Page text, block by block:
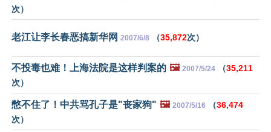
次）
老江让李长春恶搞新华网 2007/6/8 （35,872次）
不投毒也难！上海法院是这样判案的 🖼️ 2007/5/24 （35,211
次）
憋不住了！中共骂孔子是"丧家狗" 🖼️ 2007/5/16 （36,474
次）